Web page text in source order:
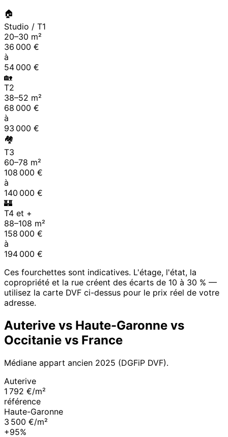
🏠
Studio / T1
20–30 m²
36 000 €
à
54 000 €
🏡
T2
38–52 m²
68 000 €
à
93 000 €
🏘
T3
60–78 m²
108 000 €
à
140 000 €
🏰
T4 et +
88–108 m²
158 000 €
à
194 000 €
Ces fourchettes sont indicatives. L'étage, l'état, la
copropriété et la rue créent des écarts de 10 à 30 % —
utilisez la carte DVF ci-dessus pour le prix réel de votre
adresse.
Auterive vs Haute-Garonne vs
Occitanie vs France
Médiane appart ancien 2025 (DGFiP DVF).
Auterive
1 792 €/m²
référence
Haute-Garonne
3 500 €/m²
+95%